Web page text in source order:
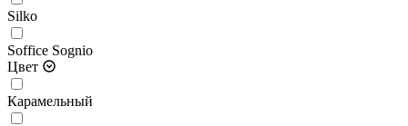
Silko
Soffice Sognio
Цвет
Карамельный